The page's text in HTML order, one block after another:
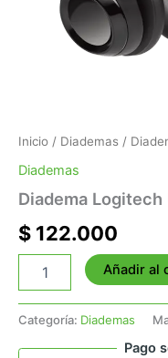
Inicio / Diademas /
Diademas
Diadema
$ 122.000
Añadir al
Categoría: Diademas
Pago